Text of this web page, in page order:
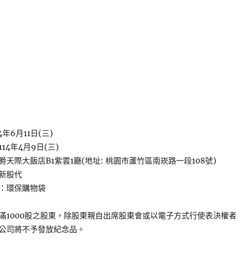
年6月11日(三)
年4月9日(三)
天際大飯店B1紫雲1廳(地址: 桃園市蘆竹區南崁路一段108號)
股代
環保購物袋
1000股之股東，除股東親自出席股東會或以電子方式行使表決權者
司將不予發放紀念品。